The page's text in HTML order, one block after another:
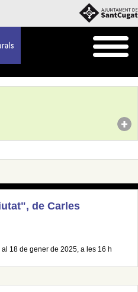
de Carles
18 de gener de 2025, a les 16 h